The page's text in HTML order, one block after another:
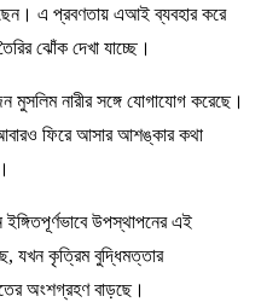
এ প্রবণতায় এআই ব্যবহার করে
ঝোঁক দেখা যাচ্ছে।
নারীর সঙ্গে যোগাযোগ করেছে।
ফিরে আসার আশঙ্কার কথা
উপস্থাপনের এই
যখন কৃত্রিম বুদ্ধিমত্তার
অংশগ্রহণ বাড়ছে।